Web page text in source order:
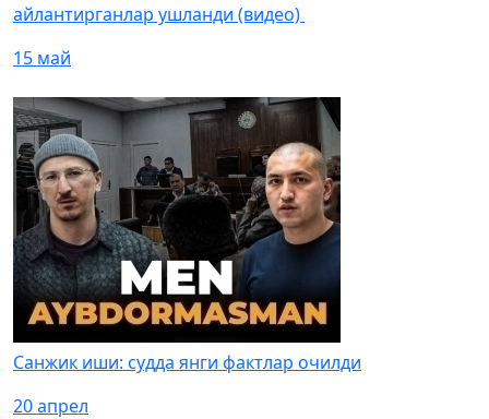
айлантирганлар ушланди (видео)
15 май
Санжик иши: судда янги фактлар очилди
20 апрел